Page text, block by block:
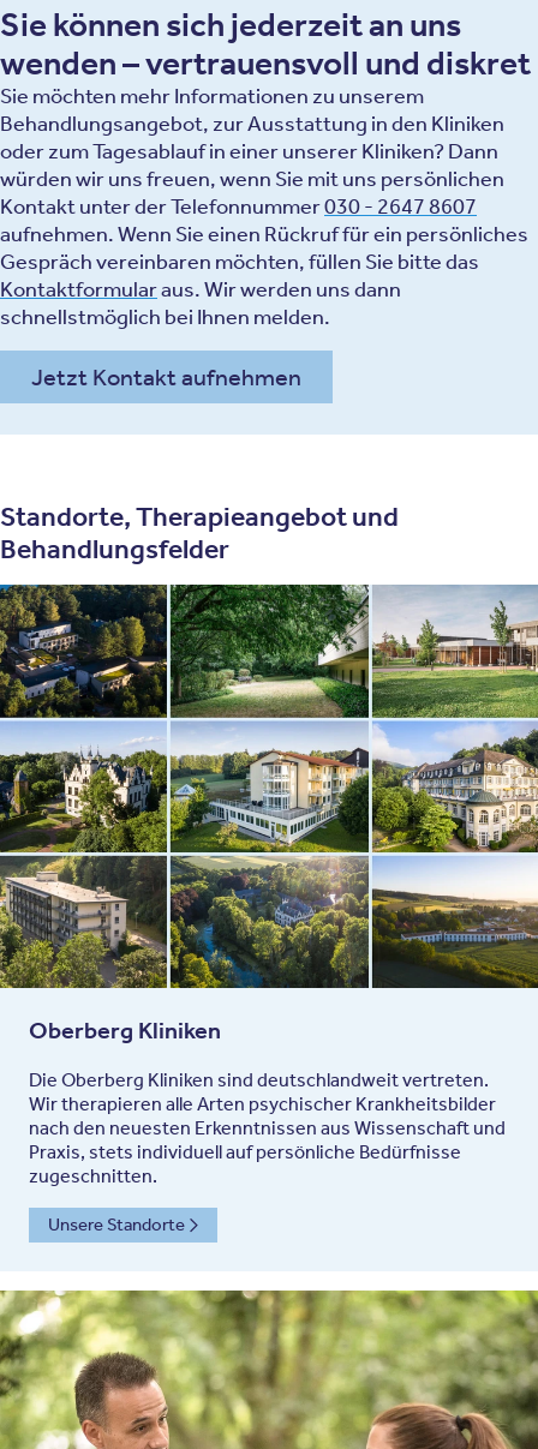
Sie können sich jederzeit an uns
wenden – vertrauensvoll und diskret
Sie möchten mehr Informationen zu unserem
Behandlungsangebot, zur Ausstattung in den Kliniken
oder zum Tagesablauf in einer unserer Kliniken? Dann
würden wir uns freuen, wenn Sie mit uns persönlichen
Kontakt unter der Telefonnummer030 - 2647 8607
aufnehmen. Wenn Sie einen Rückruf für ein persönliches
Gespräch vereinbaren möchten, füllen Sie bitte das
Kontaktformularaus. Wir werden uns dann
schnellstmöglich bei Ihnen melden.
Jetzt Kontakt aufnehmen
Standorte, Therapieangebot und
Behandlungsfelder
Oberberg Kliniken
Die Oberberg Kliniken sind deutschlandweit vertreten.
Wir therapieren alle Arten psychischer Krankheitsbilder
nach den neuesten Erkenntnissen aus Wissenschaft und
Praxis, stets individuell auf persönliche Bedürfnisse
zugeschnitten.
Unsere Standorte